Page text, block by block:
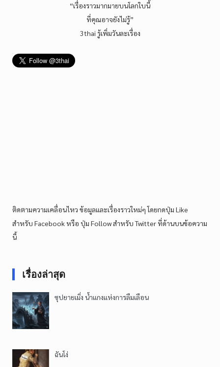
“เรื่องราวมากมายบนโลกใบนี้
ที่คุณอาจยังไม่รู้”
3thai รู้เพิ่มวันละเรื่อง
ติดตามความเคลื่อนไหว ข้อมูลและเรื่องราวใหม่ๆ โดยกดปุ่ม Like
สำหรับ Facebook หรือ ปุ่ม Follow สำหรับ Twitter ที่ด้านบนข้อความ
นี้
เรื่องล่าสุด
ซุปยายเมิ่ง น้ำแกงแห่งการลืมเลือน
ฉันโง่